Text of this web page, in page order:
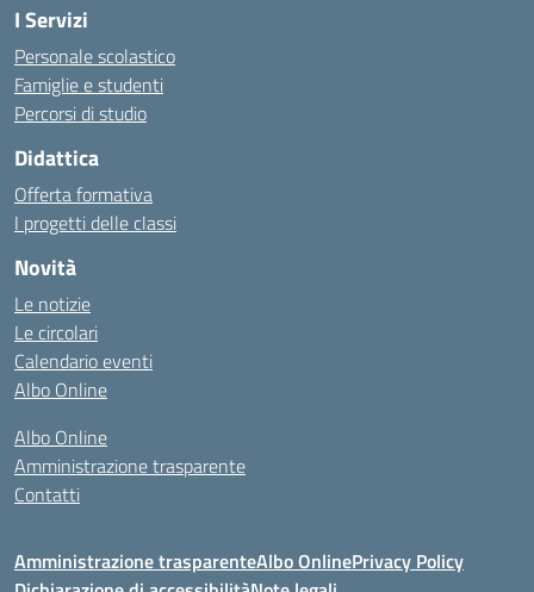
I Servizi
Personale scolastico
Famiglie e studenti
Percorsi di studio
Didattica
Offerta formativa
I progetti delle classi
Novità
Le notizie
Le circolari
Calendario eventi
Albo Online
Albo Online
Amministrazione trasparente
Contatti
Amministrazione trasparenteAlbo OnlinePrivacy Policy